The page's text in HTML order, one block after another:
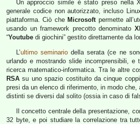
Un approccio simile è stato preso nella
generale codice non autorizzato, incluso
piattaforma. Ciò che Microsoftpermette
usando un framework precotto denominato
“Youtube di giochini” gestito direttamente da
L’ultimo seminariodella serata (ce ne
urlando e mostrando slide incomprensibili,
ricerca matematico-informatica. Tra le altre
RSA su uno spazio costituito da cinque
presi da un elenco di riferimento, in modo
distinti se diversi dal solito (ossia in caso di
Il concetto centrale della presentazione,
32 byte, e poi studiare la correlazione tra